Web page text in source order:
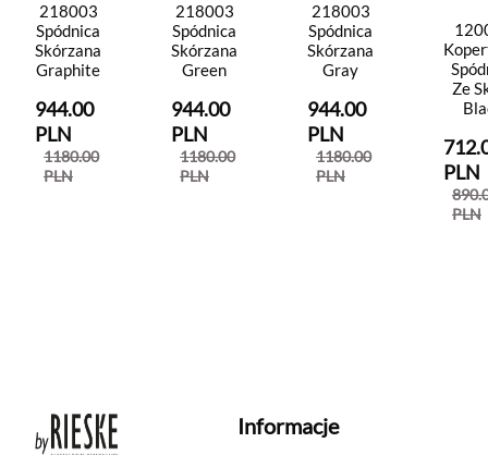
218003
Spódnica
Skórzana
Graphite
944.00
PLN
1180.00
PLN
218003
Spódnica
Skórzana
Green
944.00
PLN
1180.00
PLN
218003
Spódnica
Skórzana
Gray
944.00
PLN
1180.00
PLN
Ze
PLN
PLN
Informacje